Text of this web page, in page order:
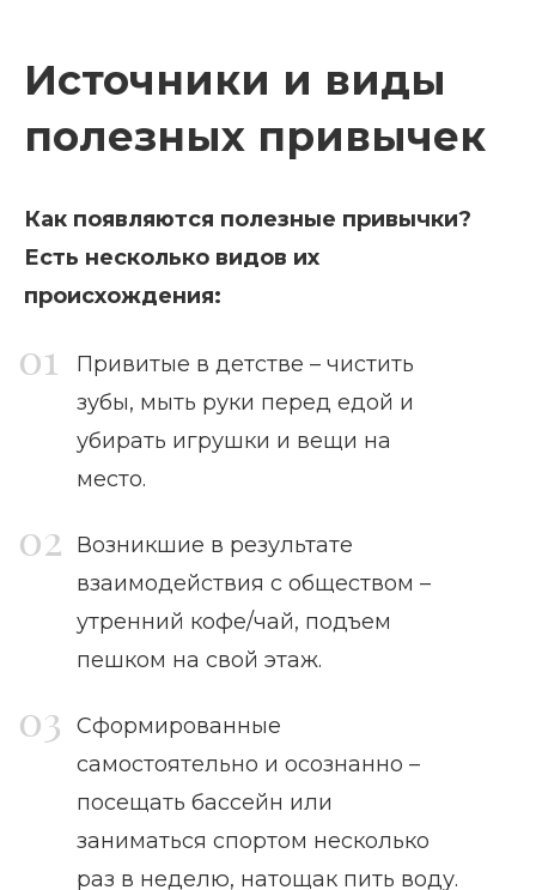
Источники и виды
полезных привычек
Как появляются полезные привычки?
Есть несколько видов их
происхождения:
Привитые в детстве – чистить
зубы, мыть руки перед едой и
убирать игрушки и вещи на
место.
Возникшие в результате
взаимодействия с обществом –
утренний кофе/чай, подъем
пешком на свой этаж.
Сформированные
самостоятельно и осознанно –
посещать бассейн или
заниматься спортом несколько
раз в неделю, натощак пить воду.